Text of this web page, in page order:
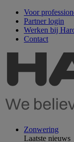
Voor
Partner login
Werken bij
Contact
Zonwering
Laatste nieuws